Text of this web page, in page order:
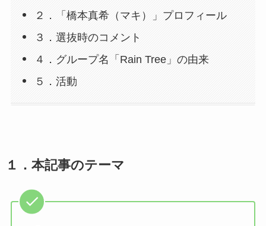
２．「橋本真希（マキ）」プロフィール
３．選抜時のコメント
４．グループ名「Rain Tree」の由来
５．活動
１． 本記事のテーマ